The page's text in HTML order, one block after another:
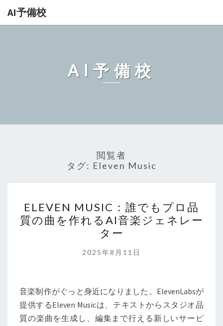
AI予備校
AI予備校
閲覧者
タグ: Eleven Music
誰
で
プ
質
の
曲
ELEVEN MUSIC：誰でもプロ品
質の曲を作れるAI音楽ジェネレー
ター
2025年8月11日
音楽制作がぐっと身近になりました。ElevenLabsが
提供するEleven Musicは、テキストからスタジオ品
質の楽曲を生成し、編集まで行える新しいサービ